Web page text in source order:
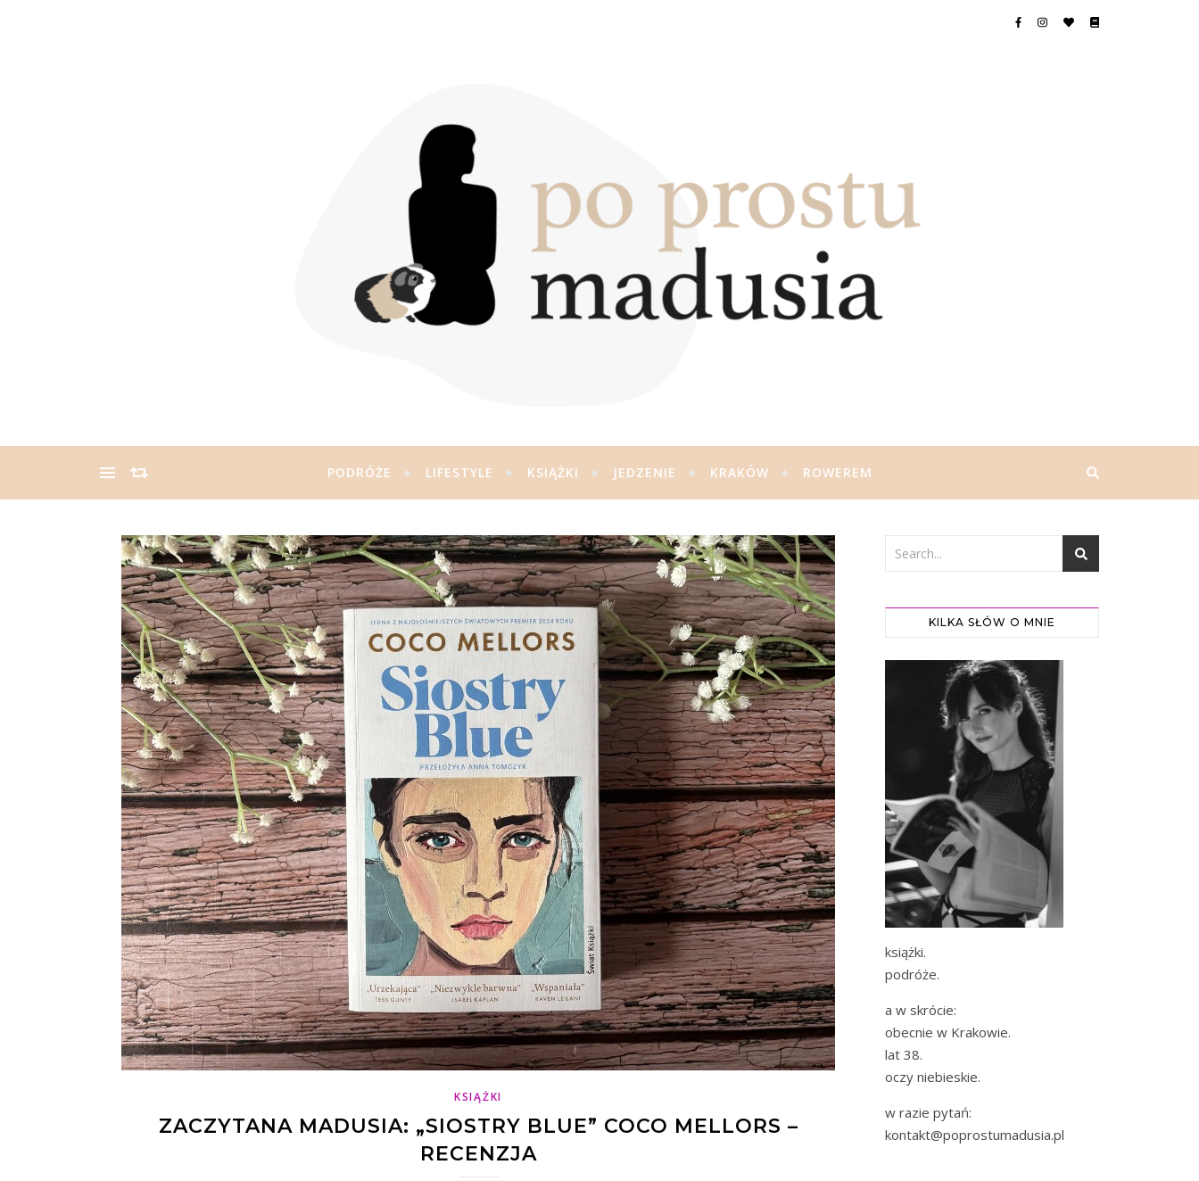
PODRÓŻE LIFESTYLE KSIĄŻKI JEDZENIE KRAKÓW ROWEREM
KSIĄŻKI
ZACZYTANA MADUSIA: „SIOSTRY BLUE” COCO MELLORS –
RECENZJA
KILKA SŁÓW O MNIE
książki.
podróże.
a w skrócie:
obecnie w Krakowie.
lat 38.
oczy niebieskie.
w razie pytań:
kontakt@poprostumadusia.pl